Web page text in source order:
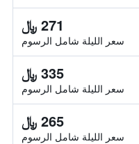
271 ﷼
سعر الليلة شامل الرسوم
335 ﷼
سعر الليلة شامل الرسوم
265 ﷼
سعر الليلة شامل الرسوم